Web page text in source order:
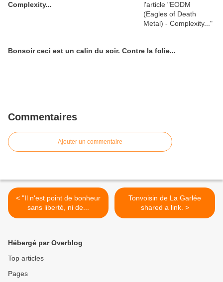
Complexity...
Bonsoir ceci est un calin du soir. Contre la folie...
Commentaires
Ajouter un commentaire
< "Il n'est point de bonheur
sans liberté, ni de...
Tonvoisin de La Garlée
shared a link. >
Hébergé par Overblog
Top articles
Pages